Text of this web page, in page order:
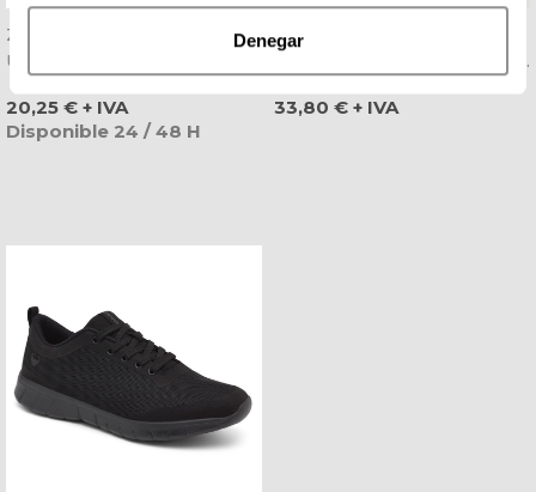
Denegar
Zueco Eva Negro
Ultraligero Antibacteriano -
Dian
Precio
20,25 € + IVA
Disponible 24 / 48 H
Pantalón De Mujer
Bielástico Push-Up Negro -
Precio
33,80 € + IVA